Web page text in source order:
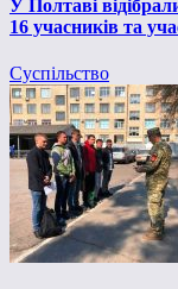
У Полтаві
16 учасників та
Суспільство